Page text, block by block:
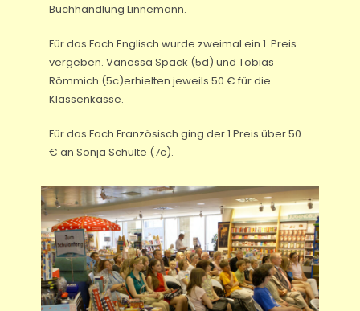
Buchhandlung Linnemann.
Für das Fach Englisch wurde zweimal ein 1. Preis
vergeben. Vanessa Spack (5d) und Tobias
Römmich (5c)erhielten jeweils 50 € für die
Klassenkasse.
Für das Fach Französisch ging der 1.Preis über 50
€ an Sonja Schulte (7c).